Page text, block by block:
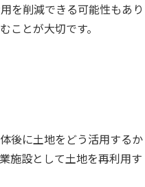
を削減できる可能性もあり
ことが大切です。
後に土地をどう活用するか
施設として土地を再利用す